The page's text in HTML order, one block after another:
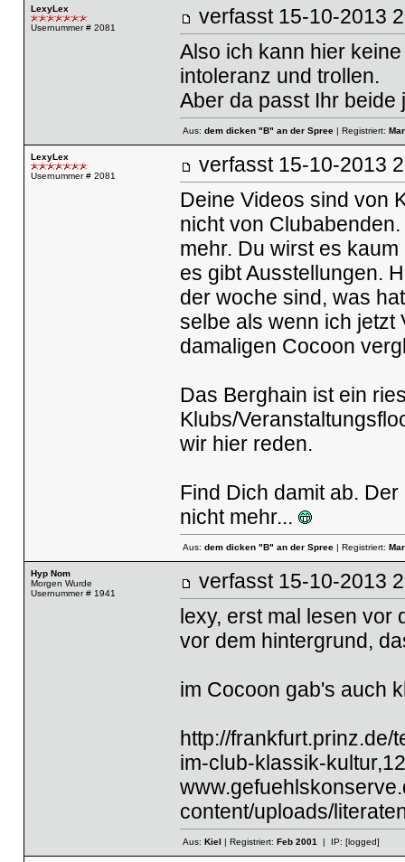
LexyLex
Usernummer # 2081
verfasst 15-10-
Also ich kann hier
intoleranz und trollen.
Aber da passt Ihr
Aus: dem dicken "B" an der Spree| Registriert:
LexyLex
Usernummer # 2081
verfasst 15-10-
Deine Videos sind von
nicht von
mehr. Du wirst es
es gibt Ausstellungen.
der woche sind, was
selbe als wenn ich jetzt
damaligen Cocoon
Das Berghain ist ein
Klubs/
wir hier reden.
Find Dich damit ab.
nicht mehr...
Aus: dem dicken "B" an der Spree| Registriert:
Hyp Nom
Morgen Wurde
Usernummer # 1941
verfasst 15-10-
lexy, erst mal lesen vor
vor dem hintergrund,
im Cocoon gab's auch
http://
im-club-klassik-
content/uploads/
Aus: Kiel | Registriert: Feb 2001| IP: [logged]